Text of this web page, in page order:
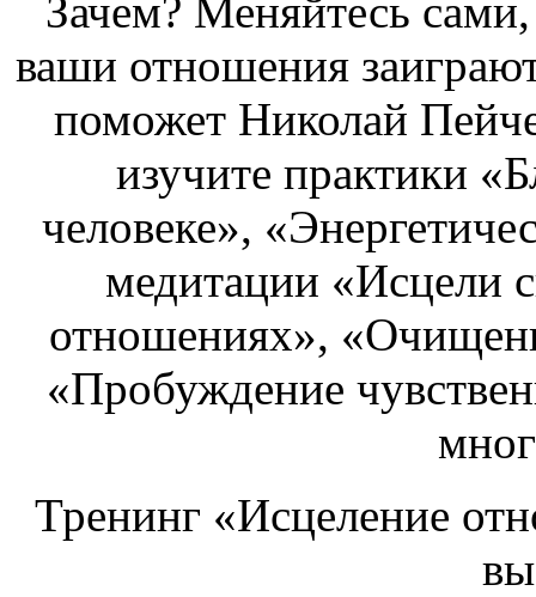
Зачем? Меняйтесь
ваши отношения
поможет Николай
изучите практики
человеке»,
медитации «Исцели
отношениях»,
«Пробуждение
Тренинг «Исцеление